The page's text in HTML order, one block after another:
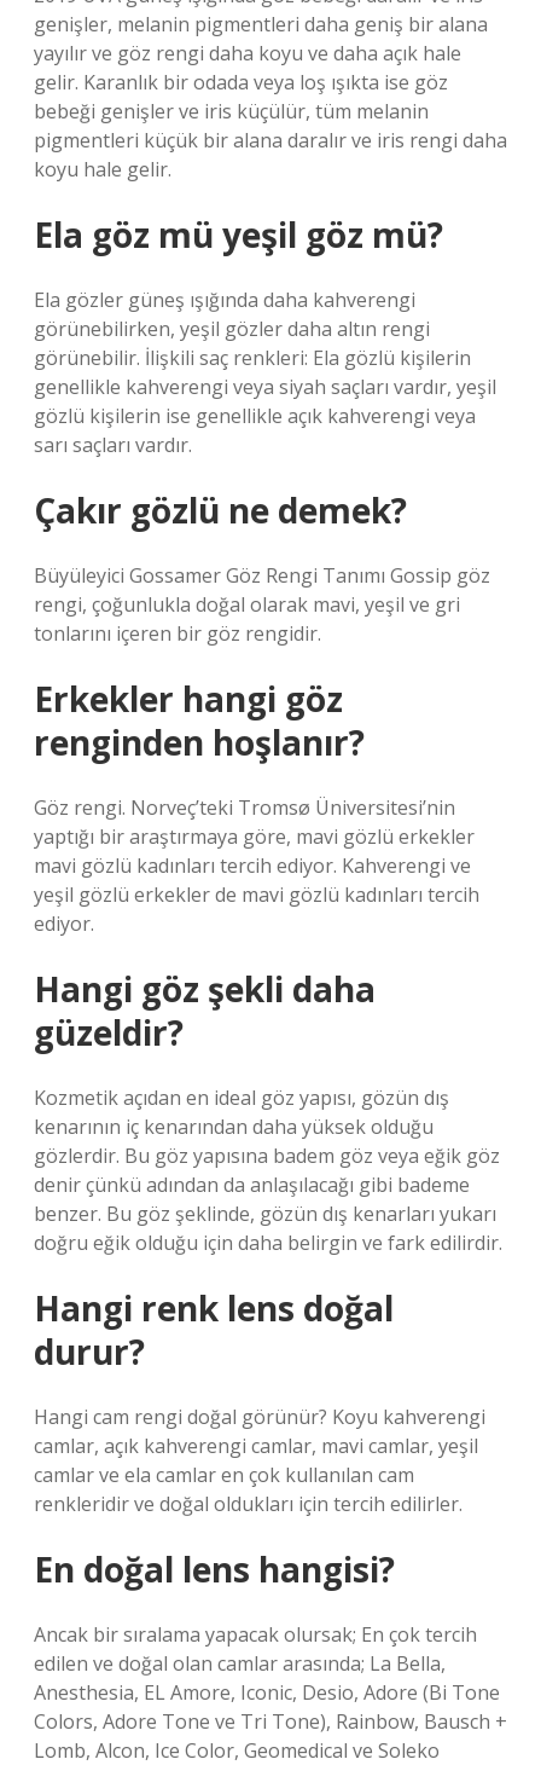
genişler, melanin pigmentleri daha geniş bir alana
yayılır ve göz rengi daha koyu ve daha açık hale
gelir. Karanlık bir odada veya loş ışıkta ise göz
bebeği genişler ve iris küçülür, tüm melanin
pigmentleri küçük bir alana daralır ve iris rengi daha
koyu hale gelir.
Ela göz mü yeşil göz mü?
Ela gözler güneş ışığında daha kahverengi
görünebilirken, yeşil gözler daha altın rengi
görünebilir. İlişkili saç renkleri: Ela gözlü kişilerin
genellikle kahverengi veya siyah saçları vardır, yeşil
gözlü kişilerin ise genellikle açık kahverengi veya
sarı saçları vardır.
Çakır gözlü ne demek?
Büyüleyici Gossamer Göz Rengi Tanımı Gossip göz
rengi, çoğunlukla doğal olarak mavi, yeşil ve gri
tonlarını içeren bir göz rengidir.
Erkekler hangi göz
renginden hoşlanır?
Göz rengi. Norveç’teki Tromsø Üniversitesi’nin
yaptığı bir araştırmaya göre, mavi gözlü erkekler
mavi gözlü kadınları tercih ediyor. Kahverengi ve
yeşil gözlü erkekler de mavi gözlü kadınları tercih
ediyor.
Hangi göz şekli daha
güzeldir?
Kozmetik açıdan en ideal göz yapısı, gözün dış
kenarının iç kenarından daha yüksek olduğu
gözlerdir. Bu göz yapısına badem göz veya eğik göz
denir çünkü adından da anlaşılacağı gibi bademe
benzer. Bu göz şeklinde, gözün dış kenarları yukarı
doğru eğik olduğu için daha belirgin ve fark edilirdir.
Hangi renk lens doğal
durur?
Hangi cam rengi doğal görünür? Koyu kahverengi
camlar, açık kahverengi camlar, mavi camlar, yeşil
camlar ve ela camlar en çok kullanılan cam
renkleridir ve doğal oldukları için tercih edilirler.
En doğal lens hangisi?
Ancak bir sıralama yapacak olursak; En çok tercih
edilen ve doğal olan camlar arasında; La Bella,
Anesthesia, EL Amore, Iconic, Desio, Adore (Bi Tone
Colors, Adore Tone ve Tri Tone), Rainbow, Bausch +
Lomb, Alcon, Ice Color, Geomedical ve Soleko